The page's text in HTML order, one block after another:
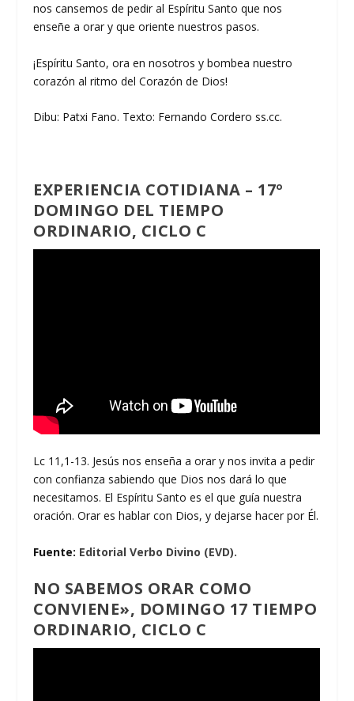
nos cansemos de pedir al Espíritu Santo que nos
enseñe a orar y que oriente nuestros pasos.
¡Espíritu Santo, ora en nosotros y bombea nuestro
corazón al ritmo del Corazón de Dios!
Dibu: Patxi Fano. Texto: Fernando Cordero ss.cc.
EXPERIENCIA COTIDIANA – 17º
DOMINGO DEL TIEMPO
ORDINARIO, CICLO C
Lc 11,1-13. Jesús nos enseña a orar y nos invita a pedir
con confianza sabiendo que Dios nos dará lo que
necesitamos. El Espíritu Santo es el que guía nuestra
oración. Orar es hablar con Dios, y dejarse hacer por Él.
Fuente: Editorial Verbo Divino (EVD).
NO SABEMOS ORAR COMO
CONVIENE», DOMINGO 17 TIEMPO
ORDINARIO, CICLO C